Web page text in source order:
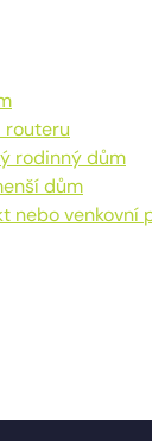
routeru
rodinný dům
dům
nebo venkovní